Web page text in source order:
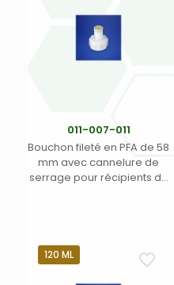
011-007-011
Bouchon fileté en PFA de 58
mm avec cannelure de
serrage pour récipients de
recommandée pour une
facilité d’utilisation. (1)
120 ML